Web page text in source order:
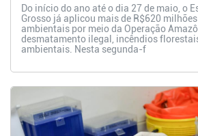
Do início do ano até o dia 27 de maio, o
Grosso já aplicou mais de R$620
ambientais por meio da Operação
desmatamento ilegal, incêndios
ambientais. Nesta segunda-f